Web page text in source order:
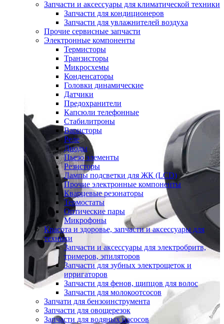
Запчасти и аксессуары для климатической техники
Запчасти для кондиционеров
Запчасти для увлажнителей воздуха
Прочие сервисные запчасти
Электронные компоненты
Термисторы
Транзисторы
Микросхемы
Конденсаторы
Головки динамические
Датчики
Предохранители
Капсюли телефонные
Стабилитроны
Варисторы
Реле
Диоды
Пьезо элементы
Резисторы
Лампы подсветки для ЖК (LCD)
Прочие электронные компоненты
Кварцевые резонаторы
Термостаты
Оптические пары
Микрофоны
Красота и здоровье, запчасти и аксессуары для
техники
Запчасти и аксессуары для электробритв,
тримеров, эпиляторов
Запчасти для зубных электрощеток и
ирригаторов
Запчасти для фенов, щипцов для волос
Запчасти для молокоотсосов
Запчати для бензоинструмента
Запчасти для овощерезок
Запчасти для водяных насосов